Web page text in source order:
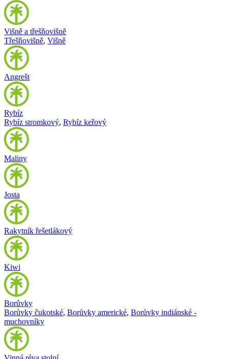
Višně a třešňovišně
Třešňovišně, Višně
Angrešt
Rybíz
Rybíz stromkový, Rybíz keřový
Maliny
Josta
Rakytník řešetlákový
Kiwi
Borůvky
Borůvky čukotské, Borůvky americké, Borůvky indiánské -
muchovníky